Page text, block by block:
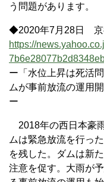
う問題があります。
◆2020年7月28日 京
https://
ー「水位上昇は死活
ムが事前放流の運用
ー
2018年の西日本豪
ムは緊急放流を行っ
を残した。ダムは新
注意を促す。大雨が